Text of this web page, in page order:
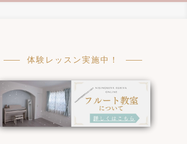
体験レッスン実施中！